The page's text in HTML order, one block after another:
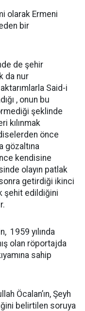
olarak Ermeni
bir
de şehir
da nur
Said-i
, onun bu
şeklinde
kılınmak
önce
gözaltına
kendisine
olayın patlak
getirdiği ikinci
şehit edildiğini
1959 yılında
olan röportajda
sahip
Öcalan’ın, Şeyh
belirtilen soruya